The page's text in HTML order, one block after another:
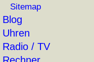
Sitemap
Blog
Uhren
Radio / TV